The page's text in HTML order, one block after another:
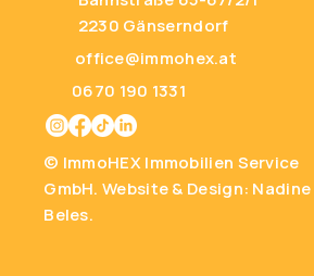
2230 Gänserndorf
office@immohex.at
0670 190 1331
© ImmoHEX Immobilien Service
GmbH.Website & Design: Nadine
Beles.